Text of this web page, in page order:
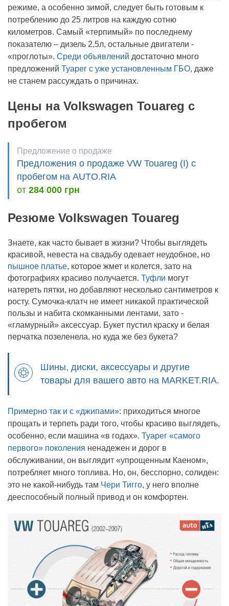
режиме, а особенно зимой, следует быть готовым к
потреблению до 25 литров на каждую сотню
километров. Самый «терпимый» по последнему
показателю – дизель 2,5л, остальные двигатели -
«проглоты». Среди объявлений достаточно много
предложений Туарег с уже установленным ГБО, даже
не станем рассуждать о причинах.
Цены на Volkswagen Touareg с
пробегом
Предложение о продаже
Предложения о продаже VW Touareg (I) с
пробегом на AUTO.RIA
от 284 000 грн
Резюме Volkswagen Touareg
Знаете, как часто бывает в жизни? Чтобы выглядеть
красивой, невеста на свадьбу одевает неудобное, но
пышное платье, которое жмет и колется, зато на
фотографиях красиво получается. Туфли могут
натереть пятки, но добавляют несколько сантиметров к
росту. Сумочка-клатч не имеет никакой практической
пользы и набита скомканными лентами, зато -
«гламурный» аксессуар. Букет пустил краску и белая
перчатка позеленела, но куда же без букета?
Шины, диски, аксессуары и другие
товары для вашего авто на MARKET.RIA.
Примерно так и с «джипами»: приходиться многое
прощать и терпеть ради того, чтобы красиво выглядеть,
особенно, если машина «в годах». Туарег «самого
первого» поколения ненадежен и дорог в
обслуживании, он выглядит «упрощенным Каеном»,
потребляет много топлива. Но, он, бесспорно, солиден:
это не какой-нибудь там Чери Тигго, у него вполне
дееспособный полный привод и он комфортен.